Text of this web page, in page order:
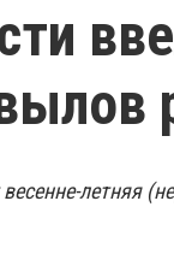
летняя